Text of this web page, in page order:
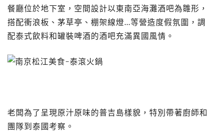
餐廳位於地下室，空間設計以東南亞海灘酒吧為雛形，
搭配衝浪板、茅草亭、棚架線燈…等營造度假氛圍，調
配泰式飲料和罐裝啤酒的酒吧充滿異國風情。
老闆為了呈現原汁原味的普吉島樣貌，特別帶著廚師和
團隊到泰國考察。